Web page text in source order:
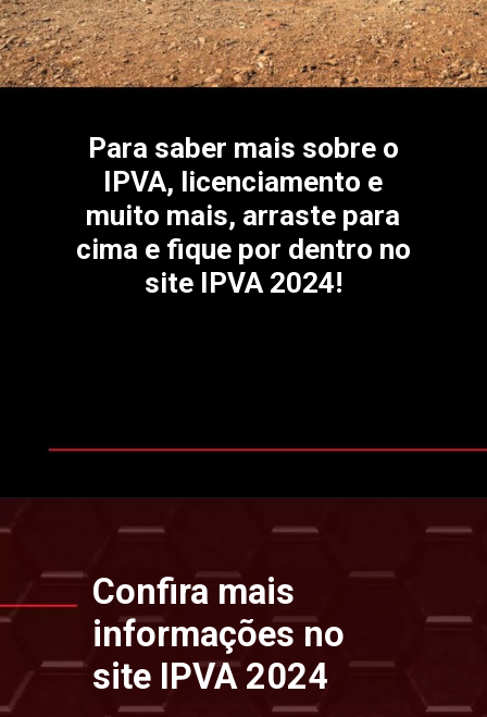
Para saber mais sobre o
IPVA, licenciamento e
muito mais, arraste para
cima e fique por dentro no
site IPVA 2024!
Openinghttps://www.ipvaconsulta.app.br/
Confira mais
informações no
site IPVA 2024